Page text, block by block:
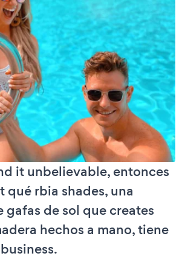
it unbelievable, entonces
qué rbia shades, una
gafas de sol que creates
hechos a mano, tiene